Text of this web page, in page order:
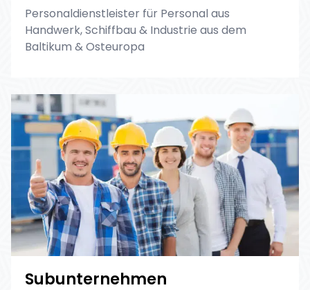
Personaldienstleister für Personal aus
Handwerk, Schiffbau & Industrie aus dem
Baltikum & Osteuropa
Subunternehmen